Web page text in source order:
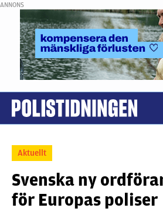
ANNONS
Aktuellt
Svenska ny
för Europas poliser